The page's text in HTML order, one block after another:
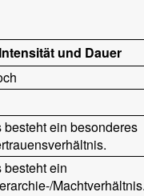
und Dauer
besteht ein besonderes
besteht ein